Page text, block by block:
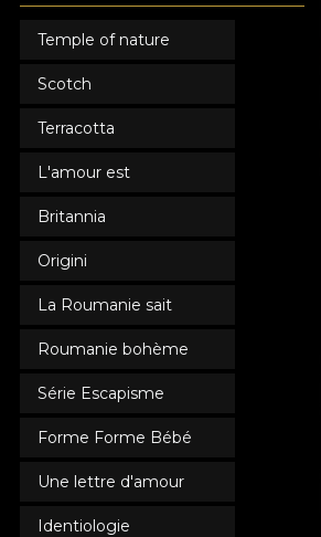
Temple of nature
Scotch
Terracotta
L'amour est
Britannia
Origini
La Roumanie sait
Roumanie bohème
Série Escapisme
Forme Forme Bébé
Une lettre d'amour
Identiologie